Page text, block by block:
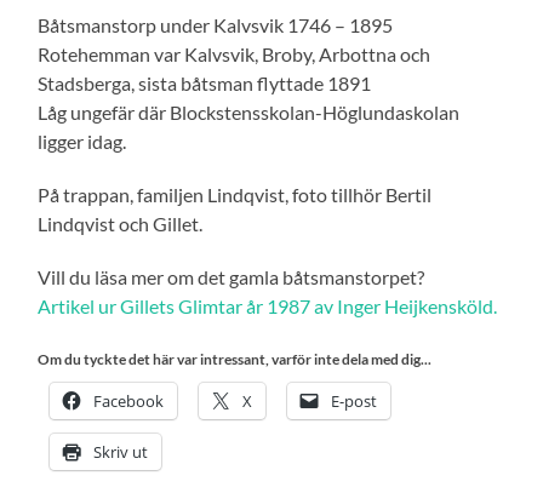
Båtsmanstorp under Kalvsvik 1746 – 1895
Rotehemman var Kalvsvik, Broby, Arbottna och
Stadsberga, sista båtsman flyttade 1891
Låg ungefär där Blockstensskolan-Höglundaskolan
ligger idag.
På trappan, familjen Lindqvist, foto tillhör Bertil
Lindqvist och Gillet.
Vill du läsa mer om det gamla båtsmanstorpet?
Artikel ur Gillets Glimtar år 1987 av Inger Heijkensköld.
Om du tyckte det här var intressant, varför inte dela med dig...
Facebook X E-post
Skriv ut